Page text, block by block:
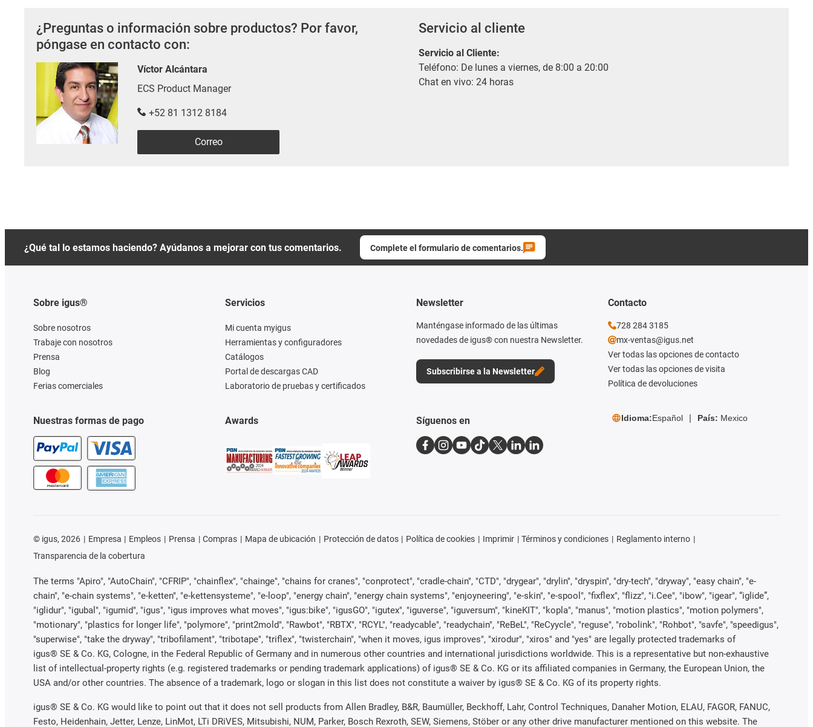
¿Preguntas o información sobre productos? Por favor,
póngase en contacto con:
Víctor Alcántara
ECS Product Manager
+52 81 1312 8184
Correo
Servicio al cliente
Servicio al Cliente:
Teléfono: De lunes a viernes, de 8:00 a 20:00
Chat en vivo: 24 horas
¿Qué tal lo estamos haciendo? Ayúdanos a mejorar con tus comentarios. Complete el formulario de comentarios.
Sobre igus®
Sobre nosotros
Trabaje con nosotros
Prensa
Blog
Ferias comerciales
Nuestras formas de pago
Servicios
Mi cuenta myigus
Herramientas y configuradores
Catálogos
Portal de descargas CAD
Laboratorio de pruebas y certificados
Awards
Newsletter
Manténgase informado de las últimas
novedades de igus® con nuestra Newsletter.
Subscribirse a la Newsletter
Contacto
728 284 3185
mx-ventas@igus.net
Ver todas las opciones de contacto
Ver todas las opciones de visita
Política de devoluciones
Síguenos en Idioma:Español País: Mexico
© igus, 2026 Empresa Empleos Prensa Compras Mapa de ubicación Protección de datos Política de cookies Imprimir Términos y condiciones
Reglamento interno
Transparencia de la cobertura
The terms "Apiro", "AutoChain", "CFRIP", "chainflex", "chainge", "chains for cranes", "conprotect", "cradle-chain", "CTD", "drygear", "drylin", "dryspin", "dry-tech", "dryway", "easy chain", "e-
chain", "e-chain systems", "e-ketten", "e-kettensysteme", "e-loop", "energy chain", "energy chain systems", "enjoyneering", "e-skin", "e-spool", "fixflex", "flizz", "i.Cee", "ibow", "igear", “iglide”,
"iglidur", "igubal", "igumid", "igus", "igus improves what moves", "igus:bike", "igusGO", "igutex", "iguverse", "iguversum", "kineKIT", "kopla", "manus", "motion plastics", "motion polymers",
"motionary", "plastics for longer life", "polymore", "print2mold", "Rawbot", "RBTX", "RCYL", "readycable", "readychain", "ReBeL", "ReCyycle", "reguse", "robolink", "Rohbot", "savfe", "speedigus",
"superwise", "take the dryway", "tribofilament", "tribotape", "triflex", "twisterchain", "when it moves, igus improves", "xirodur", "xiros" and "yes" are legally protected trademarks of
igus® SE & Co. KG, Cologne, in the Federal Republic of Germany and in numerous other countries and international jurisdictions worldwide. This is a representative but non-exhaustive
list of intellectual-property rights (e.g. registered trademarks or pending trademark applications) of igus® SE & Co. KG or its affiliated companies in Germany, the European Union, the
USA and/or other countries. The absence of a trademark, logo or slogan in this list does not constitute a waiver by igus® SE & Co. KG of its property rights.
igus® SE & Co. KG would like to point out that it does not sell products from Allen Bradley, B&R, Baumüller, Beckhoff, Lahr, Control Techniques, Danaher Motion, ELAU, FAGOR, FANUC,
Festo, Heidenhain, Jetter, Lenze, LinMot, LTi DRiVES, Mitsubishi, NUM, Parker, Bosch Rexroth, SEW, Siemens, Stöber or any other drive manufacturer mentioned on this website. The